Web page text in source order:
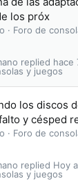
los próx
Foro de
y juegos
hace
los discos
y césped
Foro de
y juegos
Hoy